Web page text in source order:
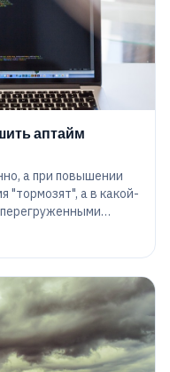
аптайм
а при повышении
"тормозят", а в какой-
перестают отвечать
требование к
сайтов требуют
безотказной работы